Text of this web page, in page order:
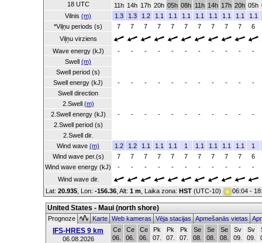
18 UTC
11h 14h 17h 20h 05h 08h 11h 14h 17h 20h 05h
Vilnis (m) 1.3 1.3 1.2 1.1 1.1 1.1 1.1 1.1 1.1 1.1
1.1
*Viļņu periods (s)
7 7 7 7 7 7 7 7 7 7
6
Viļņu virziens
Wave energy (kJ)
- - - - - - - - - -
-
Swell (m)
Swell period (s)
Swell energy (kJ)
- - - - - - - - - -
-
Swell direction
2.Swell (m)
2.Swell energy (kJ)
- - - - - - - - - -
-
2.Swell period (s)
2.Swell dir.
Wind wave (m) 1.2 1.2 1.1 1.1 1.1 1 1.1 1.1 1.1 1.1
1
Wind wave per.(s)
7 7 7 7 7 7 7 7 7 7
6
Wind wave energy (kJ)
- - - - - - - - - -
-
Wind wave dir.
Lat: 20.935 , Lon: -156.36 Alt: 1 m , Laika zona: HST (UTC-10) 06:04 -
United States - Maui (north shore)
Prognoze KarteWeb kamerasVēja stacijasApmešanās vietas
IFS-HRES 9 km
06.08.2026
Ce
06.
Ce
06.
Ce
06.
Pk
07.
Pk
07.
Pk
07.
Se
08.
Se
08.
Se
08.
Sv
09.
Sv
09.